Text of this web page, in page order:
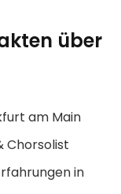
über
am Main
Chorsolist
in